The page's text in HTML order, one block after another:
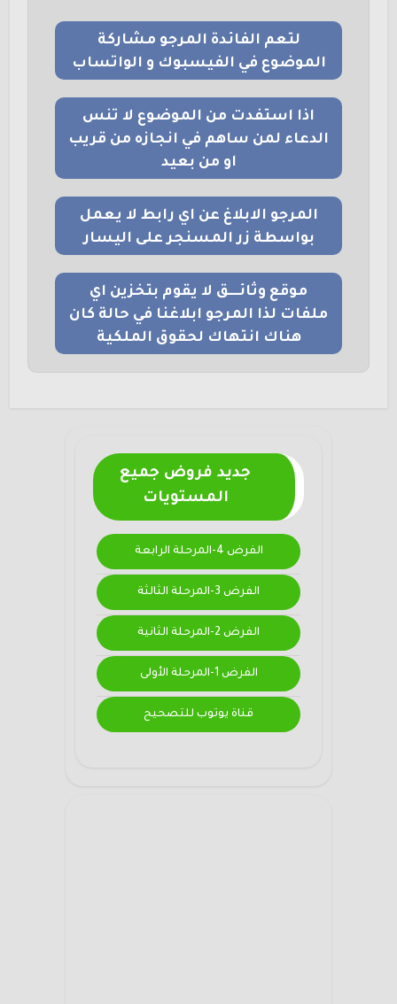
لتعم الفائدة المرجو مشاركة
الموضوع في الفيسبوك و الواتساب
اذا استفدت من الموضوع لا تنس
الدعاء لمن ساهم في انجازه من قريب
او من بعيد
المرجو الابلاغ عن اي رابط لا يعمل
بواسطة زر المسنجر على اليسار
موقع وثائــــق لا يقوم بتخزين اي
ملفات لذا المرجو ابلاغنا في حالة كان
هناك انتهاك لحقوق الملكية
جديد فروض جميع
المستويات
الفرض 4-المرحلة الرابعة
الفرض 3-المرحلة الثالثة
الفرض 2-المرحلة الثانية
الفرض 1-المرحلة الأولى
قناة يوتوب للتصحيح